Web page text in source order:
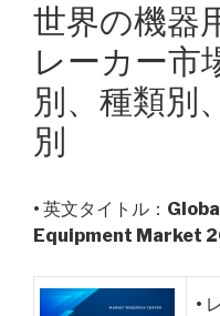
世界の機器
レーカー市
別、種類別
別
• 英文タイトル：
Equipment Market
•